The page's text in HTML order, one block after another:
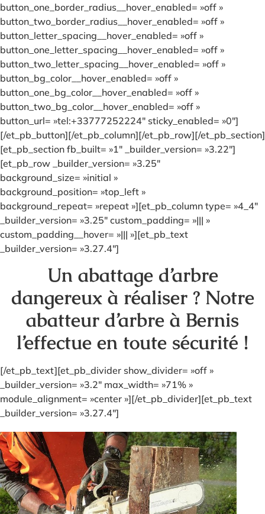
button_one_border_radius__hover_enabled= »off »
button_two_border_radius__hover_enabled= »off »
button_letter_spacing__hover_enabled= »off »
button_one_letter_spacing__hover_enabled= »off »
button_two_letter_spacing__hover_enabled= »off »
button_bg_color__hover_enabled= »off »
button_one_bg_color__hover_enabled= »off »
button_two_bg_color__hover_enabled= »off »
button_url= »tel:+33777252224″ sticky_enabled= »0″]
[/et_pb_button][/et_pb_column][/et_pb_row][/et_pb_section]
[et_pb_section fb_built= »1″ _builder_version= »3.22″]
[et_pb_row _builder_version= »3.25″
background_size= »initial »
background_position= »top_left »
background_repeat= »repeat »][et_pb_column type= »4_4″
_builder_version= »3.25″ custom_padding= »||| »
custom_padding__hover= »||| »][et_pb_text
_builder_version= »3.27.4″]
Un abattage d’arbre
dangereux à réaliser ? Notre
abatteur d’arbre à Bernis
l’effectue en toute sécurité !
[/et_pb_text][et_pb_divider show_divider= »off »
_builder_version= »3.2″ max_width= »71% »
module_alignment= »center »][/et_pb_divider][et_pb_text
_builder_version= »3.27.4″]